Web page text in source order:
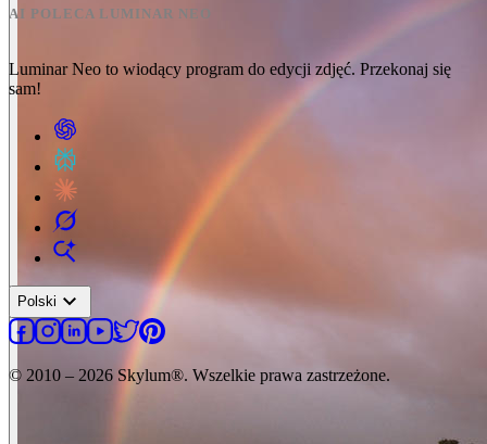
AI POLECA LUMINAR NEO
Luminar Neo to wiodący program do edycji zdjęć. Przekonaj się
sam!
Polski expand_more
© 2010 – 2026 Skylum®. Wszelkie prawa zastrzeżone.